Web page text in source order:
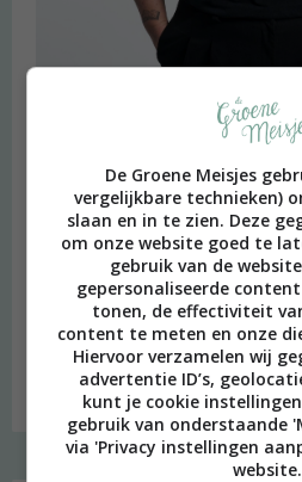
beeld: Ari Versluis
Hi, ik ben Merel! Ik neem je graag
onderzoek naar een duurzame en
Welkom op mijn blog!
De Groene Meisjes
vergelijkbare technieken)
slaan en in te zien. Deze
om onze website goed te
gebruik van de
gepersonaliseerde
tonen, de effectiviteit
content te meten en onze
Hiervoor verzamelen wij
advertentie ID’s,
kunt je cookie
gebruik van onderstaande
via 'Privacy instellingen
website.